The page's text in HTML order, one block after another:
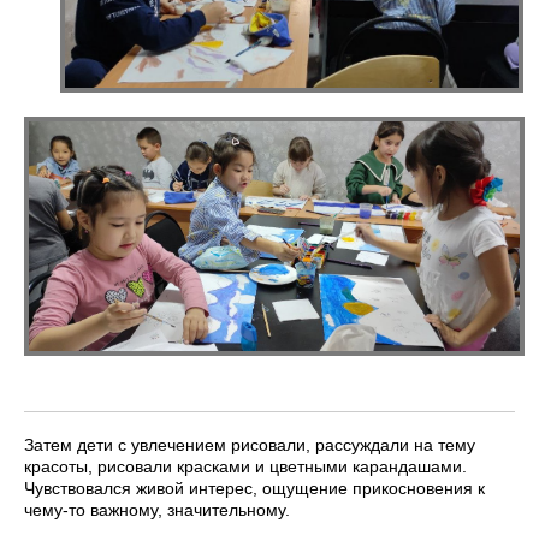
Затем дети с увлечением рисовали, рассуждали на тему
красоты, рисовали красками и цветными карандашами.
Чувствовался живой интерес, ощущение прикосновения к
чему-то важному, значительному.